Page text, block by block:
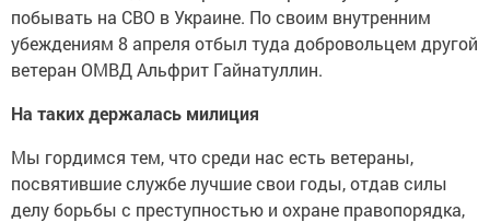
побывать на СВО в Украине. По своим внутренним
убеждениям 8 апреля отбыл туда добровольцем другой
ветеран ОМВД Альфрит Гайнатуллин.
На таких держалась милиция
Мы гордимся тем, что среди нас есть ветераны,
посвятившие службе лучшие свои годы, отдав силы
делу борьбы с преступностью и охране правопорядка,